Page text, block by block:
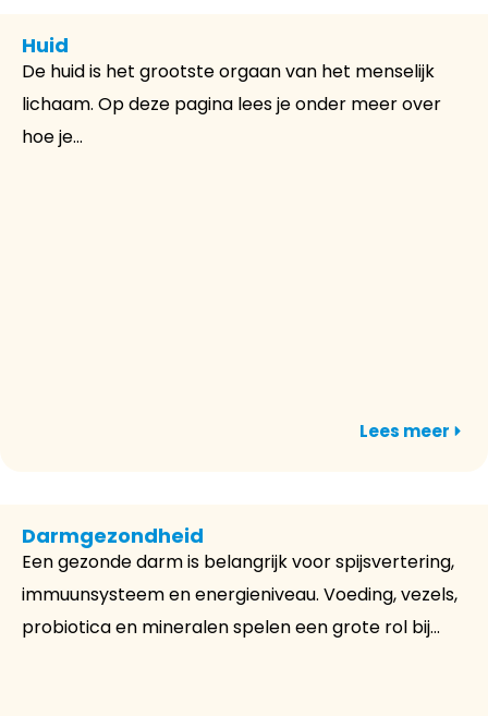
Huid
De huid is het grootste orgaan van het menselijk
lichaam. Op deze pagina lees je onder meer over
hoe je...
Lees meer
Darmgezondheid
Een gezonde darm is belangrijk voor spijsvertering,
immuunsysteem en energieniveau. Voeding, vezels,
probiotica en mineralen spelen een grote rol bij...